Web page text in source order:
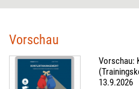
Vorschau
Vorschau:
13.9.2026